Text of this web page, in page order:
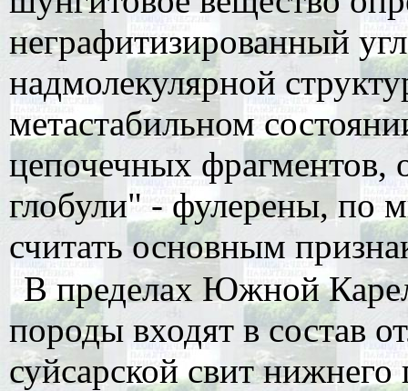
неграфитизированный
надмолекулярной
метастабильном
цепочечных
глобули" - фулерены, по
считать основным
В пределах Южной
породы входят в состав
суйсарской свит